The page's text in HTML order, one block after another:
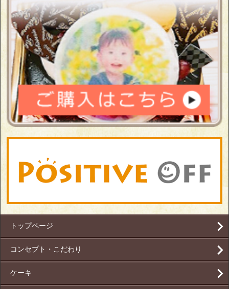
トップページ
コンセプト・こだわり
ケーキ